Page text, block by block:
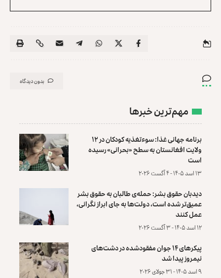
بدون دیدگاه
مهم‌ترین خبرها
برنامه جهانی غذا: سوءتغذیه کودکان در ۱۲
ولایت افغانستان به سطح «بحرانی» رسیده
است
۱۳ اسد ۱۴۰۵ - ۴ آگست ۲۰۲۶
دیدبان حقوق بشر: حمله‌ی طالبان به حقوق بشر
عمیق‌تر شده است، دولت‌ها به جای ابراز نگرانی،
عمل کنند
۱۲ اسد ۱۴۰۵ - ۳ آگست ۲۰۲۶
پیکرهای ۱۴ جوان مفقودشده در دشت‌های
نیمروز پیدا شد
۹ اسد ۱۴۰۵ - ۳۱ جولای ۲۰۲۶